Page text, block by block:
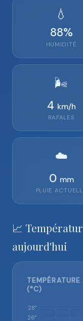
💧
88%
HUMIDITÉ
🌬️
4 km/h
RAFALES
☁️
0 mm
PLUIE
📈
aujourd'hui
TEMPÉRATURE
(°C)